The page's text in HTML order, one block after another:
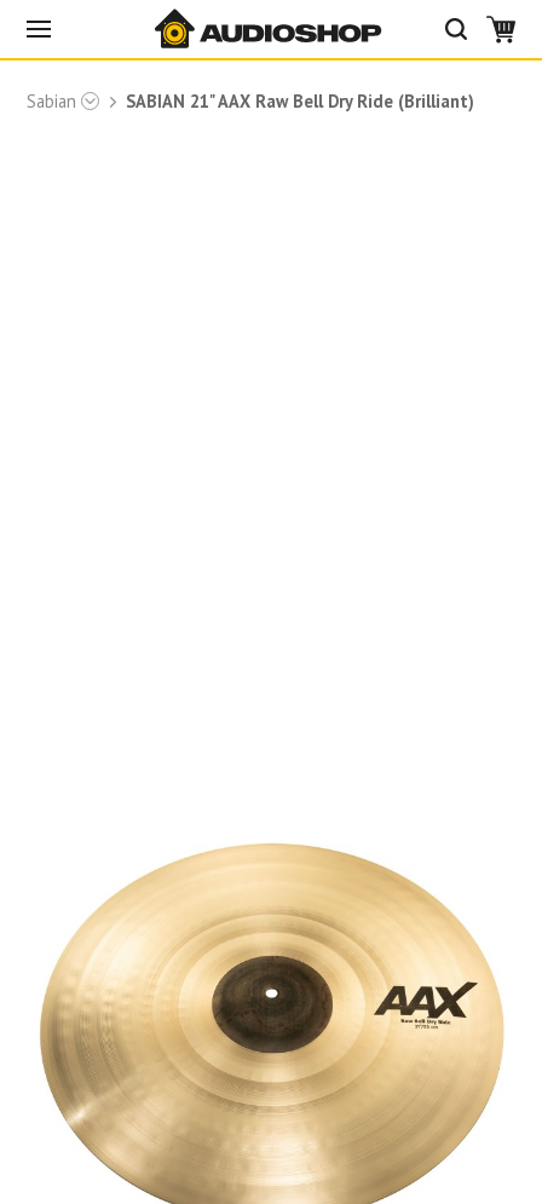
Sabian SABIAN 21" AAX Raw Bell Dry Ride (Brilliant)